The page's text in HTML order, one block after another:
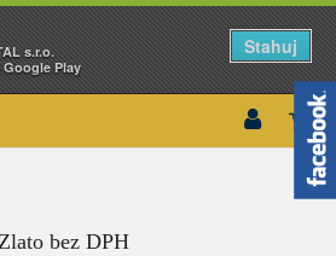
s.r.o.
Google Play
Stahuj
Zlato bez DPH